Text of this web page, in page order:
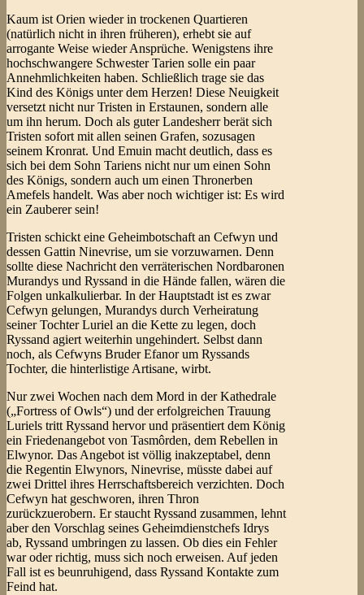
Kaum ist Orien wieder in trockenen Quartieren
(natürlich nicht in ihren früheren), erhebt sie auf
arrogante Weise wieder Ansprüche. Wenigstens ihre
hochschwangere Schwester Tarien solle ein paar
Annehmlichkeiten haben. Schließlich trage sie das
Kind des Königs unter dem Herzen! Diese Neuigkeit
versetzt nicht nur Tristen in Erstaunen, sondern alle
um ihn herum. Doch als guter Landesherr berät sich
Tristen sofort mit allen seinen Grafen, sozusagen
seinem Kronrat. Und Emuin macht deutlich, dass es
sich bei dem Sohn Tariens nicht nur um einen Sohn
des Königs, sondern auch um einen Thronerben
Amefels handelt. Was aber noch wichtiger ist: Es wird
ein Zauberer sein!
Tristen schickt eine Geheimbotschaft an Cefwyn und
dessen Gattin Ninevrise, um sie vorzuwarnen. Denn
sollte diese Nachricht den verräterischen Nordbaronen
Murandys und Ryssand in die Hände fallen, wären die
Folgen unkalkulierbar. In der Hauptstadt ist es zwar
Cefwyn gelungen, Murandys durch Verheiratung
seiner Tochter Luriel an die Kette zu legen, doch
Ryssand agiert weiterhin ungehindert. Selbst dann
noch, als Cefwyns Bruder Efanor um Ryssands
Tochter, die hinterlistige Artisane, wirbt.
Nur zwei Wochen nach dem Mord in der Kathedrale
(„Fortress of Owls“) und der erfolgreichen Trauung
Luriels tritt Ryssand hervor und präsentiert dem König
ein Friedenangebot von Tasmôrden, dem Rebellen in
Elwynor. Das Angebot ist völlig inakzeptabel, denn
die Regentin Elwynors, Ninevrise, müsste dabei auf
zwei Drittel ihres Herrschaftsbereich verzichten. Doch
Cefwyn hat geschworen, ihren Thron
zurückzuerobern. Er staucht Ryssand zusammen, lehnt
aber den Vorschlag seines Geheimdienstchefs Idrys
ab, Ryssand umbringen zu lassen. Ob dies ein Fehler
war oder richtig, muss sich noch erweisen. Auf jeden
Fall ist es beunruhigend, dass Ryssand Kontakte zum
Feind hat.